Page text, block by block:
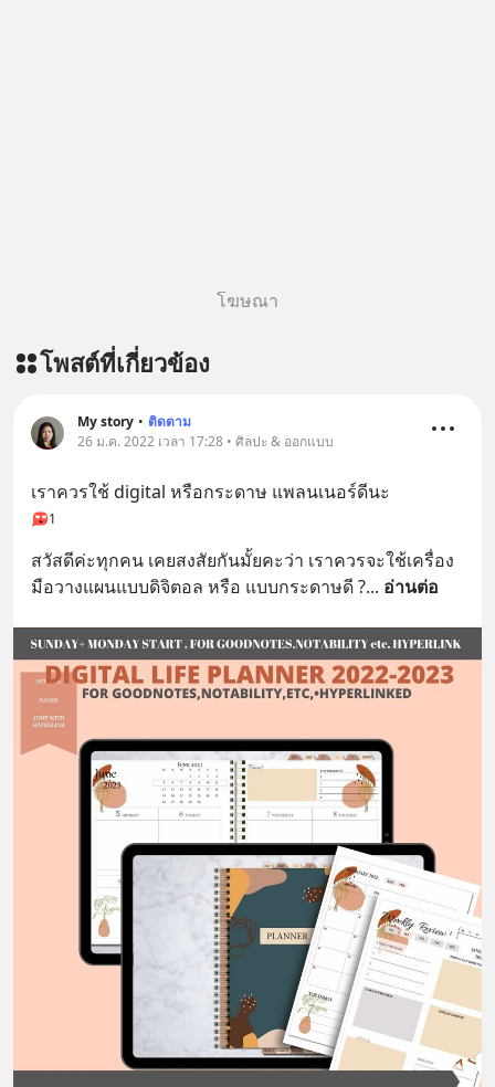
โฆษณา
โพสต์ที่เกี่ยวข้อง
My story • ติดตาม
26 ม.ค. 2022 เวลา 17:28 • ศิลปะ & ออกแบบ
เราควรใช้ digital หรือกระดาษ แพลนเนอร์ดีนะ
1
สวัสดีค่ะทุกคน เคยสงสัยกันมั้ยคะว่า เราควรจะใช้เครื่อง
มือวางแผนแบบดิจิตอล หรือ แบบกระดาษดี ?... อ่านต่อ